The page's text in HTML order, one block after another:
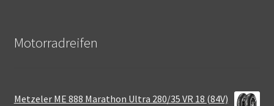
Motorradreifen
Metzeler ME 888 Marathon Ultra 280/35 VR 18 (84V)